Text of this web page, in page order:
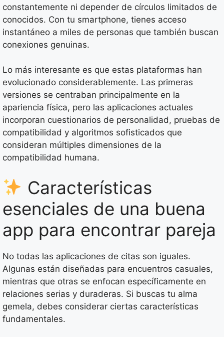
constantemente ni depender de círculos limitados de
conocidos. Con tu smartphone, tienes acceso
instantáneo a miles de personas que también buscan
conexiones genuinas.
Lo más interesante es que estas plataformas han
evolucionado considerablemente. Las primeras
versiones se centraban principalmente en la
apariencia física, pero las aplicaciones actuales
incorporan cuestionarios de personalidad, pruebas de
compatibilidad y algoritmos sofisticados que
consideran múltiples dimensiones de la
compatibilidad humana.
Características
esenciales de una buena
app para encontrar pareja
No todas las aplicaciones de citas son iguales.
Algunas están diseñadas para encuentros casuales,
mientras que otras se enfocan específicamente en
relaciones serias y duraderas. Si buscas tu alma
gemela, debes considerar ciertas características
fundamentales.